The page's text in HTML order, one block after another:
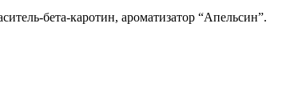
бета-каротин, ароматизатор “Апельсин”.